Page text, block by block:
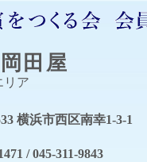
田屋
リア
横浜市西区南幸1-3-1
/ 045-311-9843